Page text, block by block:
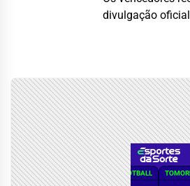
divulgação